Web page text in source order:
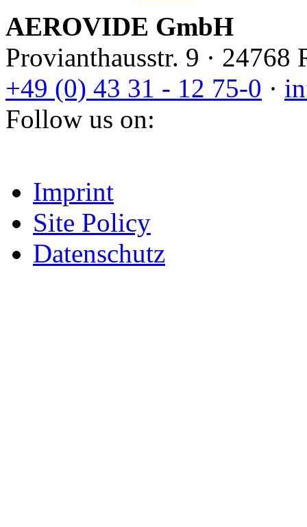
AEROVIDE GmbH
Provianthausstr. 9 · 24768
+49 (0) 43 31 - 12 75-0 ·
Follow us on:
Imprint
Site Policy
Datenschutz